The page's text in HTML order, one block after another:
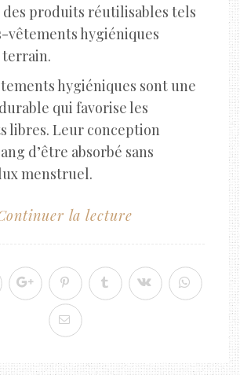
des produits réutilisables tels
vêtements hygiéniques
hygiéniques sont une
qui favorise les
libres. Leur conception
d’être absorbé sans
menstruel.
la lecture